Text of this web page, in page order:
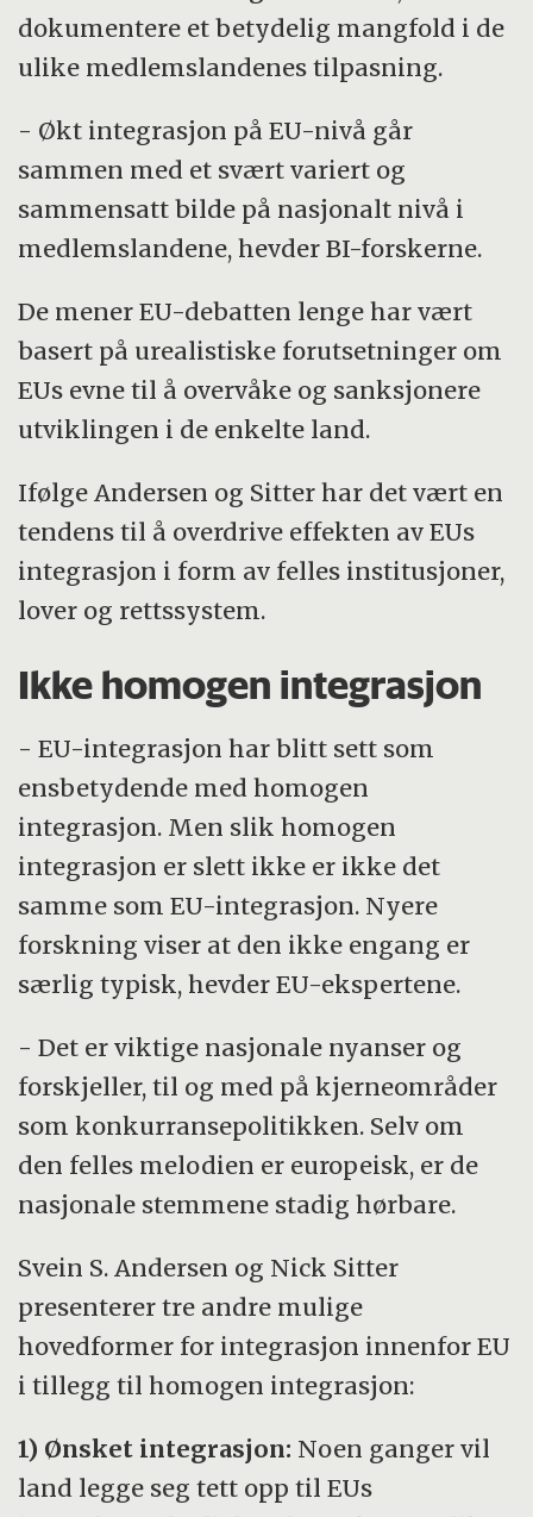
dokumentere et betydelig mangfold i de
ulike medlemslandenes tilpasning.
- Økt integrasjon på EU-nivå går
sammen med et svært variert og
sammensatt bilde på nasjonalt nivå i
medlemslandene, hevder BI-forskerne.
De mener EU-debatten lenge har vært
basert på urealistiske forutsetninger om
EUs evne til å overvåke og sanksjonere
utviklingen i de enkelte land.
Ifølge Andersen og Sitter har det vært en
tendens til å overdrive effekten av EUs
integrasjon i form av felles institusjoner,
lover og rettssystem.
Ikke homogen integrasjon
- EU-integrasjon har blitt sett som
ensbetydende med homogen
integrasjon. Men slik homogen
integrasjon er slett ikke er ikke det
samme som EU-integrasjon. Nyere
forskning viser at den ikke engang er
særlig typisk, hevder EU-ekspertene.
- Det er viktige nasjonale nyanser og
forskjeller, til og med på kjerneområder
som konkurransepolitikken. Selv om
den felles melodien er europeisk, er de
nasjonale stemmene stadig hørbare.
Svein S. Andersen og Nick Sitter
presenterer tre andre mulige
hovedformer for integrasjon innenfor EU
i tillegg til homogen integrasjon:
1) Ønsket integrasjon: Noen ganger vil
land legge seg tett opp til EUs